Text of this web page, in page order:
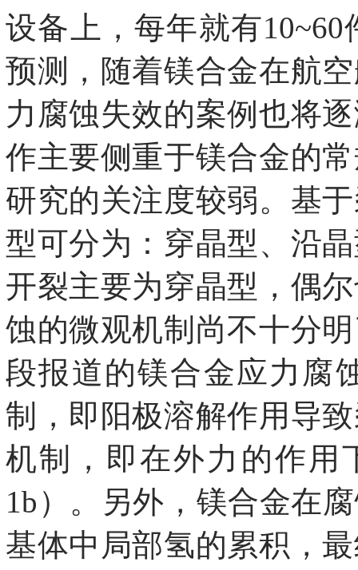
设备上，每年就有
预测，随着镁合金在航
力腐蚀失效的案例也将
作主要侧重于镁合金的
研究的关注度较弱。基
型可分为：穿晶型、沿
开裂主要为穿晶型，偶
蚀的微观机制尚不十分
段报道的镁合金应力腐
制，即阳极溶解作用导
机制，即在外力的作用
1b）。另外，镁合金在
基体中局部氢的累积，